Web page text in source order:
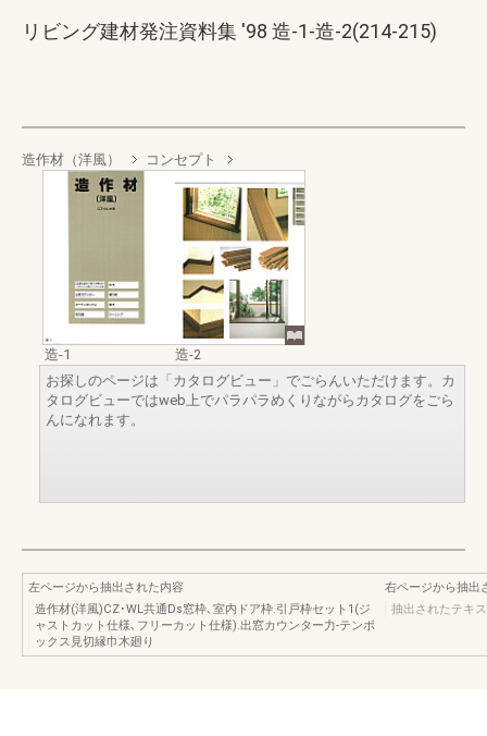
リビング建材発注資料集 '98 造-1-造-2(214-215)
造作材（洋風） コンセプト
造-1
造-2
お探しのページは「カタログビュー」でごらんいただけます。カ
タログビューではweb上でパラパラめくりながらカタログをごら
んになれます。
左ページから抽出された内容
造作材(洋風)CZ･WL共通Ds窓枠､室内ドア枠.引戸枠セット1(ジ
ャストカット仕様､フリーカット仕様).出窓カウンター力-テンボ
ックス見切縁巾木廻り
右ページから抽出
抽出されたテキ